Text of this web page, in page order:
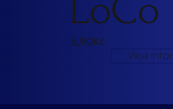
LoCo
5,90Kč
Více